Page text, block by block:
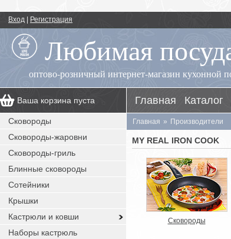
Вход Регистрация
Любимая
оптово-розничный интернет-магазин кухонной
Ваша корзина пуста
+7 (495) 518-55-89
заказы с сайта: круглосуточно без
Главная Каталог
Главная » Производители
MY REAL IRON COOK
Сковороды
Сковороды
Сковороды-жаровни
Сковороды-гриль
Блинные сковороды
Сотейники
Крышки
Кастрюли и ковши
Наборы кастрюль